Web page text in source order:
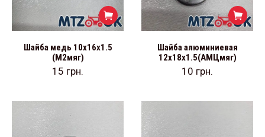
Шайба медь 10х16х1.5
(М2мяг)
15 грн.
Шайба алюминиевая
12х18х1.5(АМЦмяг)
10 грн.